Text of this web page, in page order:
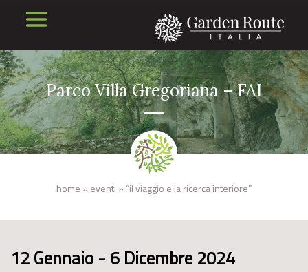
Parco Villa Gregoriana – FAI
home » eventi » “il viaggio e la ricerca interiore”
12 Gennaio - 6 Dicembre 2024